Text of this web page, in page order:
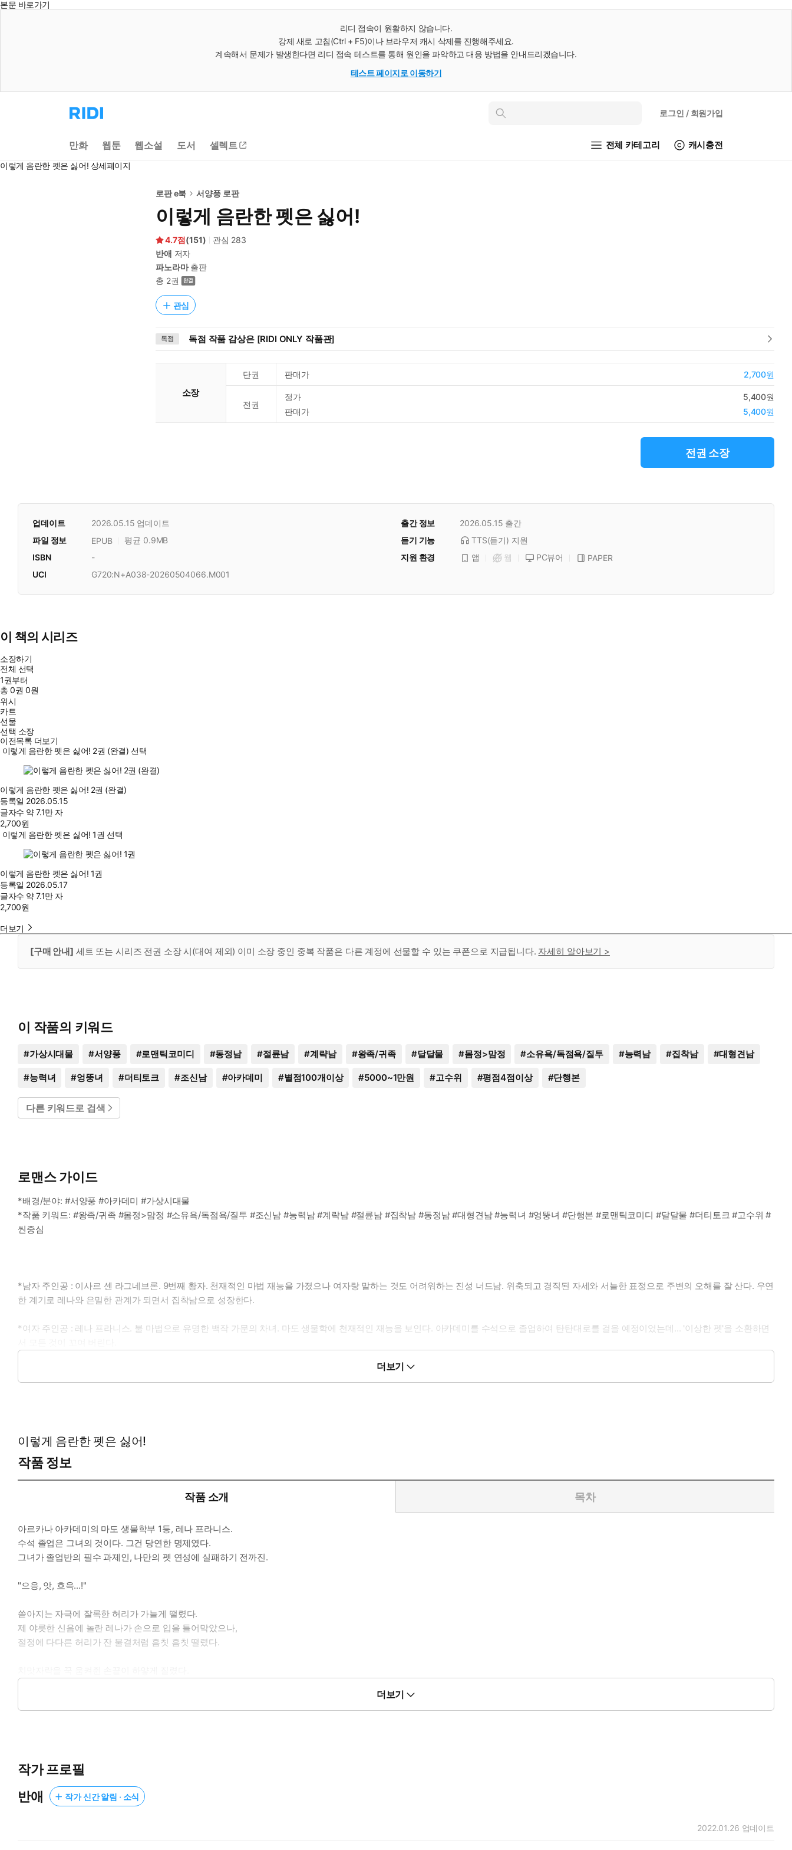
본문 바로가기
리디 접속이 원활하지 않습니다.
강제 새로 고침(Ctrl + F5)이나 브라우저 캐시 삭제를 진행해주세요.
계속해서 문제가 발생한다면 리디 접속 테스트를 통해 원인을 파악하고 대응 방법을 안내드리겠습니다.
테스트 페이지로 이동하기
리
디
으
로
동
인
로그인 / 회원가입
만화 웹툰 웹소설 도서 셀렉트 전체 카테고리 캐시충전
이렇게 음란한 펫은 싫어! 상세페이지
로판 e북 서양풍 로판
이렇게 음란한 펫은 싫어!
4.7 (151) 관심 283
반애 저자
파노라마출판
총 2권
관심
독점 독점 작품 감상은 [RIDI ONLY 작품관]
소장
단권 판매가 2,700원
전권
정가
5,400원
판매가
5,400원
전권 소장
업데이트 2026.05.15 업데이트 출간 정보 2026.05.15 출간
듣기 기능
TTS(듣기) 지원
파일 정보 EPUB
평균 0.9MB
지원 환경
앱 웹 PC뷰어 PAPER
ISBN
-
UCI
G720:N+A038-20260504066.M001
이 책의 시리즈
소장하기
전체 선택
1권부터
총0권 0원
위시
카트
선물
선택 소장
이전목록 더보기
이렇게 음란한 펫은 싫어! 2권 (완결) 선택
이렇게 음란한 펫은 싫어! 2권 (완결)
등록일 2026.05.15
글자수 약 7.1만 자
2,700원
이렇게 음란한 펫은 싫어! 1권 선택
이렇게 음란한 펫은 싫어! 1권
등록일 2026.05.17
글자수 약 7.1만 자
2,700원
더보기
[구매 안내] 세트 또는 시리즈 전권 소장 시(대여 제외) 이미 소장 중인 중복 작품은 다른 계정에 선물할 수 있는 쿠폰으로 지급됩니다. 자세히 알아보기 >
이 작품의 키워드
#가상시대물 #서양풍 #로맨틱코미디 #동정남 #절륜남 #계략남 #왕족/귀족 #달달물 #몸정>맘정 #소유욕/독점욕/질투 #능력남 #집착남 #대형견남
#능력녀 #엉뚱녀 #더티토크 #조신남 #아카데미 #별점100개이상 #5000~1만원 #고수위 #평점4점이상 #단행본
다른 키워드로 검색
로맨스 가이드
*배경/분야: #서양풍 #아카데미 #가상시대물
*작품 키워드: #왕족/귀족 #몸정>맘정 #소유욕/독점욕/질투 #조신남 #능력남 #계략남 #절륜남 #집착남 #동정남 #대형견남 #능력녀 #엉뚱녀 #단행본 #로맨틱코미디 #달달물 #더티토크 #고수위 #
씬중심
*남자 주인공 : 이사르 센 라그네브론. 9번째 황자. 천재적인 마법 재능을 가졌으나 여자랑 말하는 것도 어려워하는 진성 너드남. 위축되고 경직된 자세와 서늘한 표정으로 주변의 오해를 잘 산다. 우연
한 계기로 레나와 은밀한 관계가 되면서 집착남으로 성장한다.
*여자 주인공 : 레나 프라니스. 불 마법으로 유명한 백작 가문의 차녀. 마도 생물학에 천재적인 재능을 보인다. 아카데미를 수석으로 졸업하여 탄탄대로를 걸을 예정이었는데... '이상한 펫'을 소환하면
*이럴 때 보세요: '음란한 펫'과 함께하는 엉망진창 아카데미 달달물이 보고 싶을 때
한 가지 깨달은 건, 이사르도 제정신은 아니었다.
"…. 사심 없이 빨아 볼게. 응?”
레나의 다리 사이로 얼굴을 묻은 그가 나른하게 숨을 들이마셨다.
더보기
이렇게 음란한 펫은 싫어!
작품 정보
작품 소개 목차
아르카나 아카데미의 마도 생물학부 1등, 레나 프라니스.
수석 졸업은 그녀의 것이다. 그건 당연한 명제였다.
그녀가 졸업반의 필수 과제인, 나만의 펫 연성에 실패하기 전까진.
"으응, 앗, 흐윽...!"
쏟아지는 자극에 잘록한 허리가 가늘게 떨렸다.
제 야릇한 신음에 놀란 레나가 손으로 입을 틀어막았으나,
절정에 다다른 허리가 잔 물결처럼 흠칫 흠칫 떨렸다.
뜨거운 숨결이 이사르의 목덜미에 닿았다.
귓가에 쏟아지는 달뜬 신음에 그녀를 끌어안은 팔이 경직되었다.
더보기
작가 프로필
반애
작가 신간 알림 · 소식
2022.01.26 업데이트